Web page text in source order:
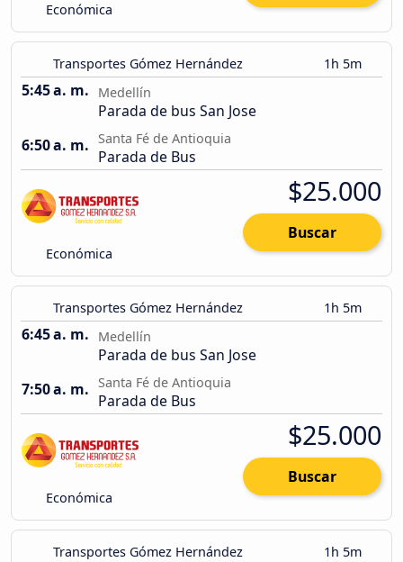
Económica
Transportes Gómez Hernández 1h 5m
5:45 a. m. Medellín
Parada de bus San Jose
6:50 a. m. Santa Fé de Antioquia
Parada de Bus
Económica
$25.000
Buscar
Transportes Gómez Hernández 1h 5m
6:45 a. m. Medellín
Parada de bus San Jose
7:50 a. m. Santa Fé de Antioquia
Parada de Bus
Económica
$25.000
Buscar
Transportes Gómez Hernández 1h 5m